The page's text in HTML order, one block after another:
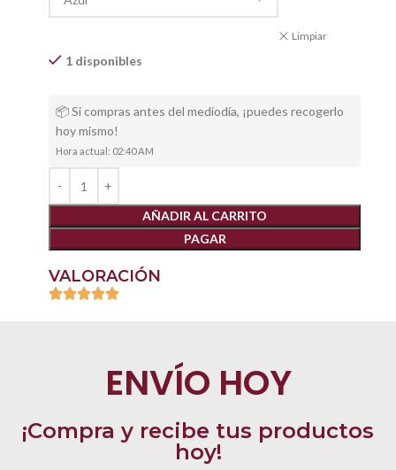
Limpiar
1 disponibles
📦 Si compras antes del mediodía, ¡puedes recogerlo
hoy mismo!
Hora actual: 02:40 AM
AÑADIR AL CARRITO
PAGAR
VALORACIÓN
ENVÍO HOY
¡Compra y recibe tus productos
hoy!